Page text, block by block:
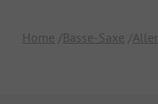
Home Basse-Saxe